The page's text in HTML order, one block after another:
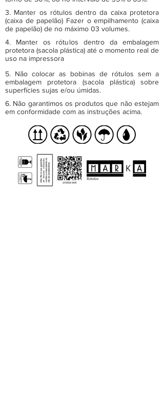
3. Manter os rótulos dentro da caixa protetora
(caixa de papelão) Fazer o empilhamento (caixa
de papelão) de no máximo 03 volumes.
4. Manter os rótulos dentro da embalagem
protetora (sacola plástica) até o momento real de
uso na impressora
5. Não colocar as bobinas de rótulos sem a
embalagem protetora (sacola plástica) sobre
superfícies sujas e/ou úmidas.
6. Não garantimos os produtos que não estejam
em conformidade com as instruções acima.